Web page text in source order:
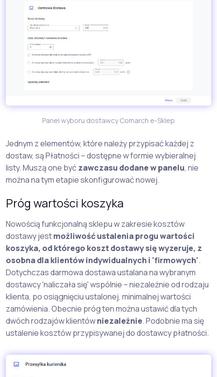
Panel wyboru dostawcy Comarch e-Sklep
Jednym z elementów, które należy przypisać każdej z
dostaw, są Płatności – dostępne w formie wybieralnej
listy. Muszą one być zawczasu dodane w panelu, nie
można na tym etapie skonfigurować nowej.
Próg wartości koszyka
Nowością funkcjonalną sklepu w zakresie kosztów
dostawy jestmożliwość ustalenia progu wartości
koszyka, od którego koszt dostawy się wyzeruje, z
osobna dla klientów indywidualnych i 'firmowych'.
Dotychczas darmowa dostawa ustalana na wybranym
dostawcy 'naliczała się' wspólnie – niezależnie od rodzaju
klienta, po osiągnięciu ustalonej, minimalnej wartości
zamówienia. Obecnie próg ten można ustawić dla tych
dwóch rodzajów klientówniezależnie. Podobnie ma się
ustalenie kosztów przypisywanej do dostawcy płatności.